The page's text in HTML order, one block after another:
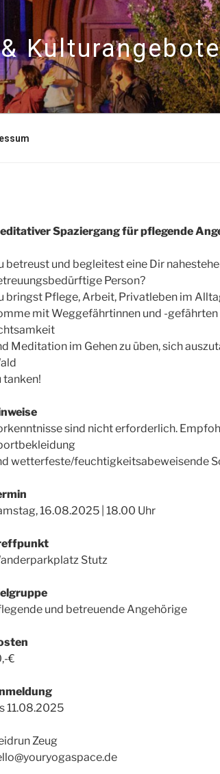
Kulturangebote
Spaziergang für pflegende
betreust und begleitest eine Dir
Person?
bringst Pflege, Arbeit, Privatleben im
mit Weggefährtinnen und -gefährten
Meditation im Gehen zu üben, sich
tanken!
sind nicht erforderlich.
wetterfeste/feuchtigkeitsabeweisende
16.08.2025 | 18.00 Uhr
Stutz
und betreuende Angehörige
€
11.08.2025
Zeug